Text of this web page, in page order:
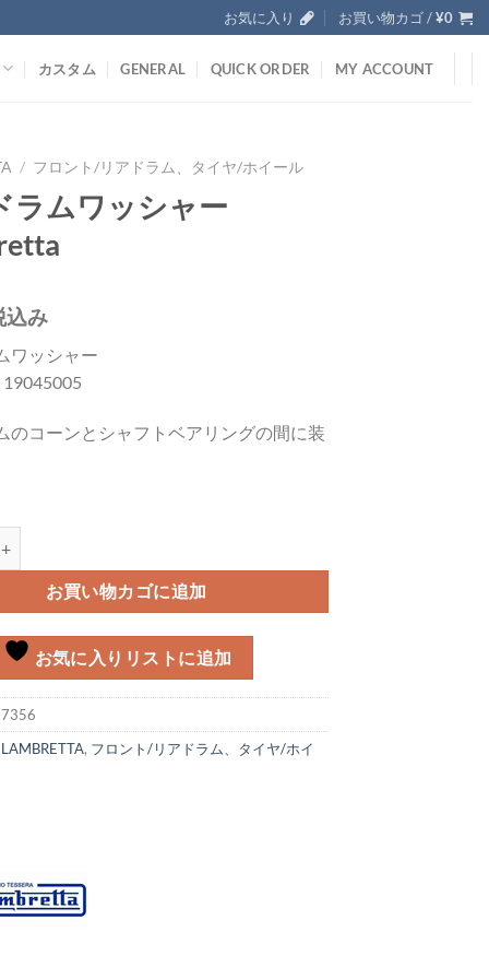
お気に入り お買い物カゴ /¥0
カスタム GENERAL QUICK ORDER MY ACCOUNT
/ フロント/リアドラム、タイヤ/ホイール
ラムワッシャー
込み
ワッシャー
のコーンとシャフトベアリングの間に装
お買い物カゴに追加
お気に入りリストに追加
7356
LAMBRETTA, フロント/リアドラム、タイヤ/ホイ